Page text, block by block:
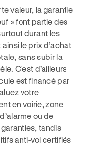
valeur, la garantie
» font partie des
durant les
le prix d’achat
sans subir la
C’est d’ailleurs
est financé par
votre
en voirie, zone
ou de
tandis
anti-vol certifiés